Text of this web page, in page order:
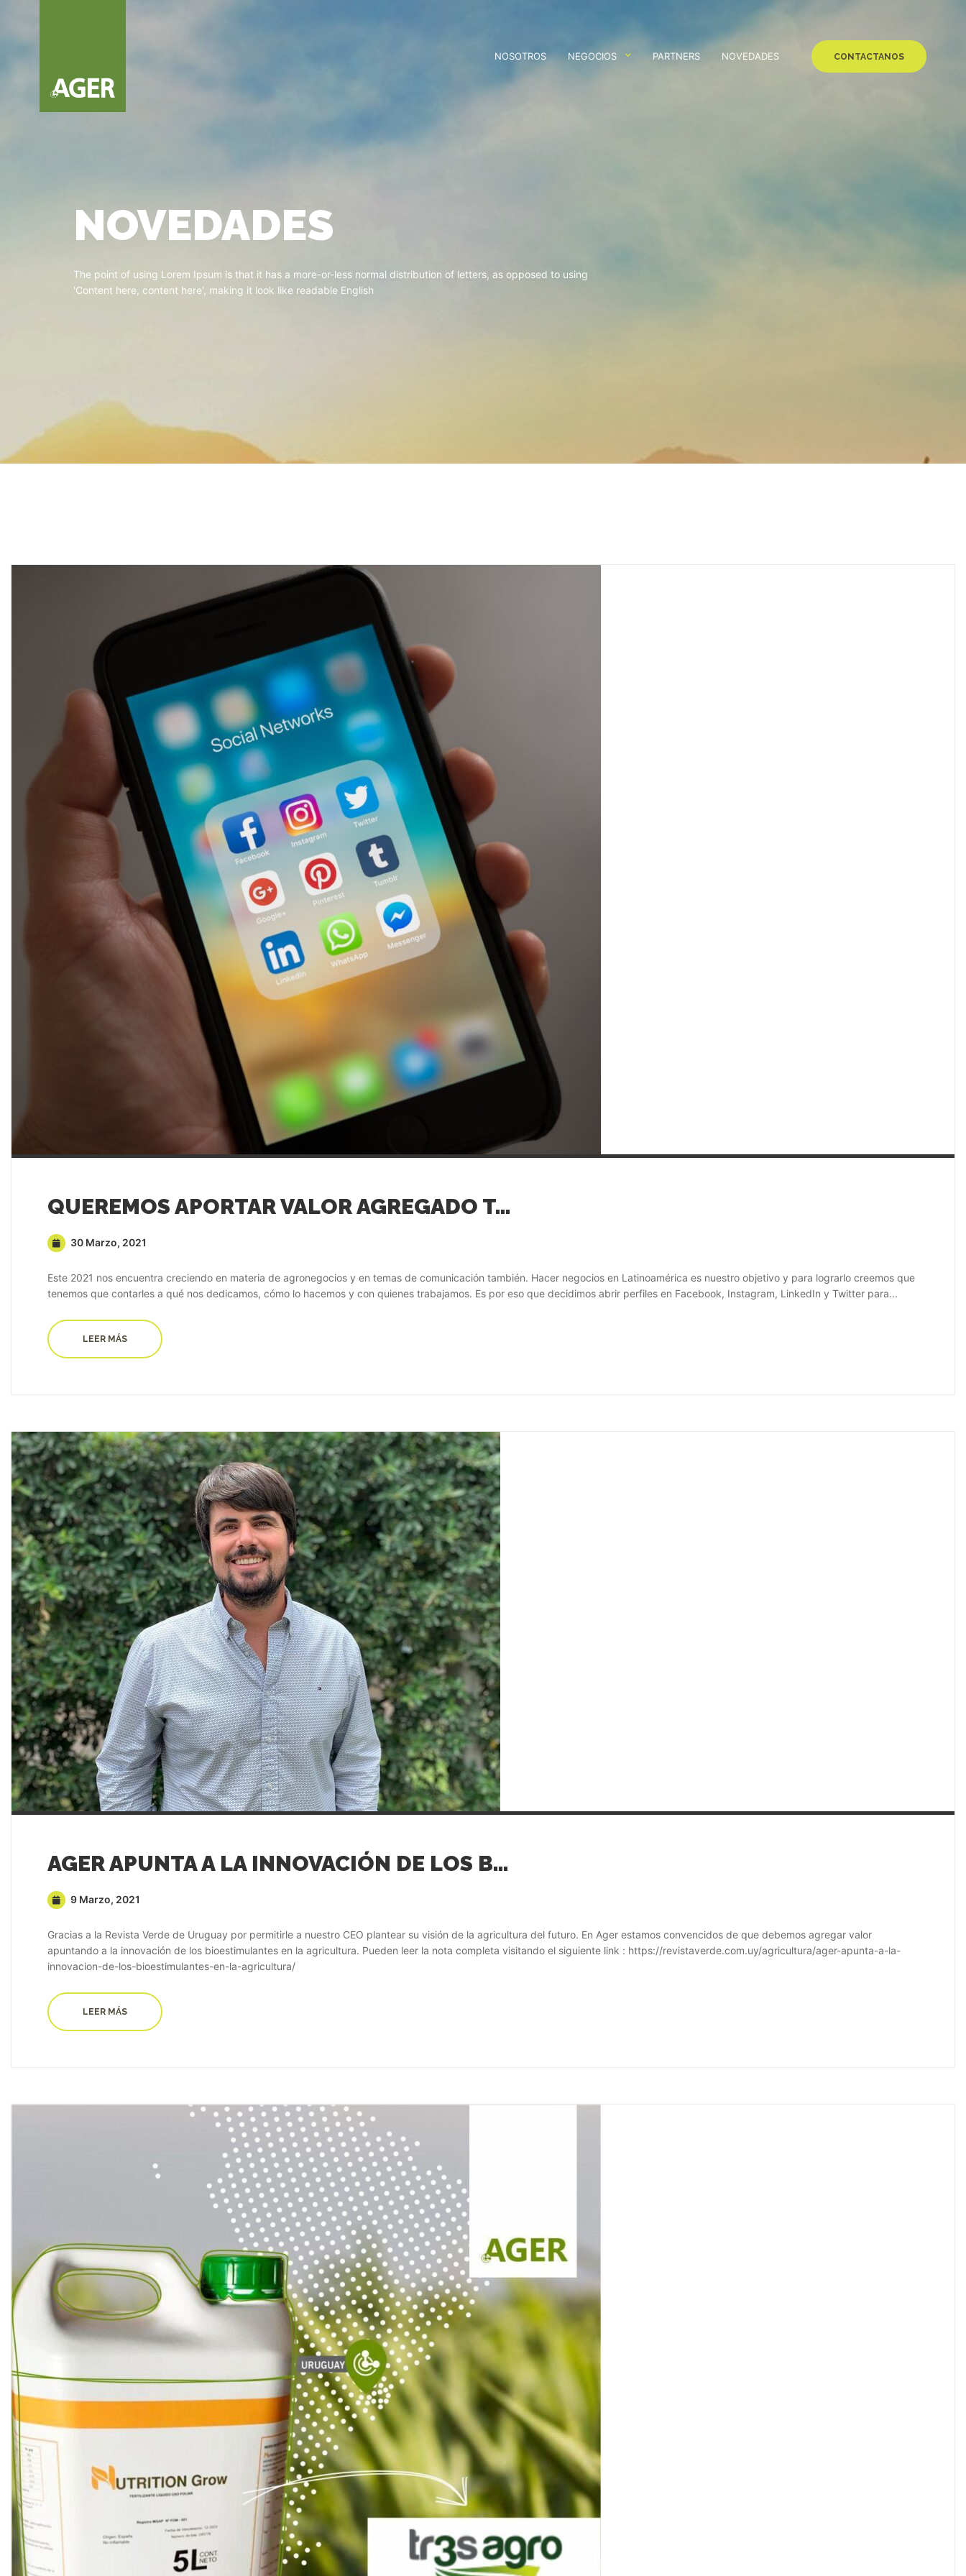
NOSOTROS NEGOCIOS PARTNERS NOVEDADES CONTACTANOS
NOVEDADES
The point of using Lorem Ipsum is that it has a more-or-less normal distribution of letters, as opposed to using
'Content here, content here', making it look like readable English
QUEREMOS APORTAR VALOR AGREGADO TAMBIÉN EN REDES SOCIALES
30 Marzo, 2021
Este 2021 nos encuentra creciendo en materia de agronegocios y en temas de comunicación también. Hacer negocios en Latinoamérica es nuestro objetivo y para lograrlo creemos que
tenemos que contarles a qué nos dedicamos, cómo lo hacemos y con quienes trabajamos. Es por eso que decidimos abrir perfiles en Facebook, Instagram, LinkedIn y Twitter para...
LEER MÁS
AGER APUNTA A LA INNOVACIÓN DE LOS BIOESTIMULANTES EN LA AGRICULTURA
9 Marzo, 2021
Gracias a la Revista Verde de Uruguay por permitirle a nuestro CEO plantear su visión de la agricultura del futuro. En Ager estamos convencidos de que debemos agregar valor
apuntando a la innovación de los bioestimulantes en la agricultura. Pueden leer la nota completa visitando el siguiente link : https://revistaverde.com.uy/agricultura/ager-apunta-a-la-
innovacion-de-los-bioestimulantes-en-la-agricultura/
LEER MÁS